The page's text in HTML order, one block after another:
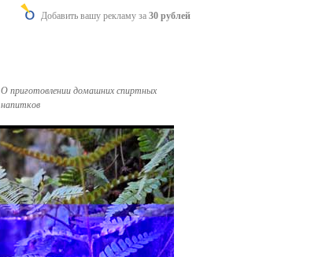
Добавить вашу рекламу за 30 рублей
О приготовлении домашних спиртных
напитков